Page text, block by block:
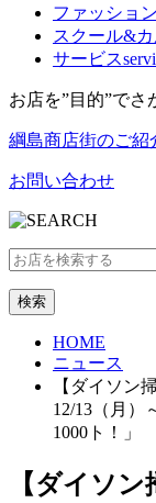
ファッション
スクール&
サービス
お店を”目的”でさ
綱島商店街のご紹
お問い合わせ
HOME
ニュース
【ダイソン
12/13（月）
1000ト！」
【ダイソ